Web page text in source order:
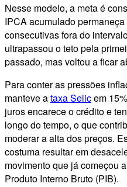
Nesse modelo, a meta é
IPCA acumulado
consecutivas fora do
ultrapassou o teto pela
passado, mas voltou a ficar
Para conter as pressões
manteve ataxa Selicem
juros encarece o crédito e
longo do tempo, o que
moderar a alta dos preços.
costuma resultar em
movimento que já começou
Produto Interno Bruto (PIB).